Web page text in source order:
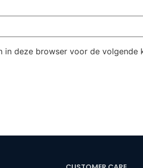
in deze browser voor de volgende